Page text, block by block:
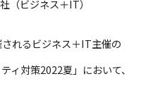
（ビジネス＋IT）
れるビジネス＋IT主催の
ィ対策2022夏」において、